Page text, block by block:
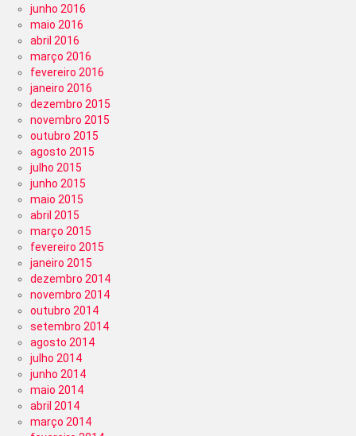
junho 2016
maio 2016
abril 2016
março 2016
fevereiro 2016
janeiro 2016
dezembro 2015
novembro 2015
outubro 2015
agosto 2015
julho 2015
junho 2015
maio 2015
abril 2015
março 2015
fevereiro 2015
janeiro 2015
dezembro 2014
novembro 2014
outubro 2014
setembro 2014
agosto 2014
julho 2014
junho 2014
maio 2014
abril 2014
março 2014